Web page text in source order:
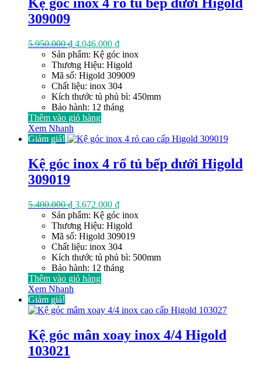
309009
5.950.000₫ Giá
gốc
là:
5.950.000 ₫.
4.046.000 ₫Giá
hiện
tại
là:
4.046.000 ₫.
Sản phẩm: Kệ góc inox
Thương Hiệu: Higold
Mã số: Higold 309009
Chất liệu: inox 304
Kích thước tủ phủ bì: 450mm
Bảo hành: 12 tháng
Thêm vào giỏ hàng
Xem Nhanh
Giảm giá!
Kệ góc inox 4 rổ tủ bếp dưới Higold
309019
5.400.000₫ Giá
gốc
là:
5.400.000 ₫.
3.672.000 ₫Giá
hiện
tại
là:
3.672.000 ₫.
Sản phẩm: Kệ góc inox
Thương Hiệu: Higold
Mã số: Higold 309019
Chất liệu: inox 304
Kích thước tủ phủ bì: 500mm
Bảo hành: 12 tháng
Thêm vào giỏ hàng
Xem Nhanh
Giảm giá!
Kệ góc mân xoay inox 4/4 Higold
103021